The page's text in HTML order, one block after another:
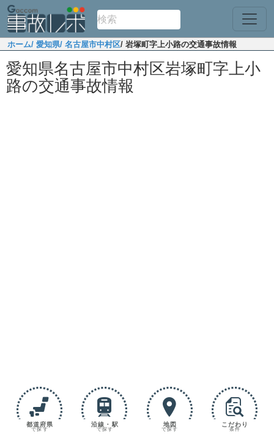
ホーム/ 愛知県/ 名古屋市中村区/ 岩塚町字上小路の交通事故情報
愛知県名古屋市中村区岩塚町字上小
路の交通事故情報
都道府県
で探す
沿線・駅
で探す
地図
で探す
こだわり
条件